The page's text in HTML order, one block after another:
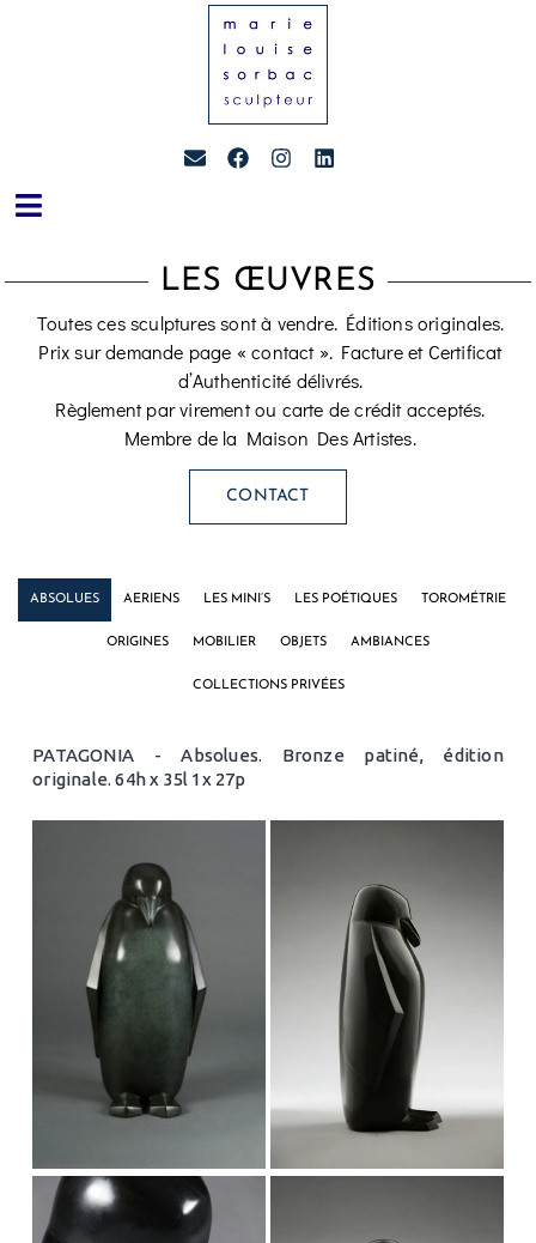
LES ŒUVRES
Toutes ces sculptures sont à vendre. Éditions originales.
Prix sur demande page « contact ». Facture et Certificat
d’Authenticité délivrés.
Règlement par virement ou carte de crédit acceptés.
Membre de la Maison Des Artistes.
CONTACT
ABSOLUES AERIENS LES MINI’S LES POÉTIQUES TOROMÉTRIE
ORIGINES MOBILIER OBJETS AMBIANCES
COLLECTIONS PRIVÉES
PATAGONIA - Absolues. Bronze patiné, édition
originale. 64h x 35l 1x 27p